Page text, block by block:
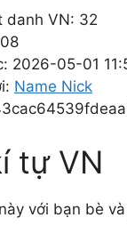
danh VN: 32
2026-05-01
Name Nick
tự VN
với bạn bè